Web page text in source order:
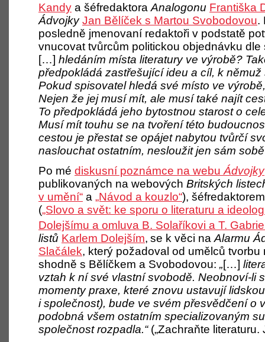
Kandy a šéfredaktora Analogonu Františka
Ádvojky Jan Bělíček s Martou Svobodovou.
posledně jmenovaní redaktoři v podstatě
vnucovat tvůrcům politickou objednávku
[…] hledáním místa literatury ve výrobě?
předpokládá zastřešující ideu a cíl, k
Pokud spisovatel hledá své místo ve
Nejen že jej musí mít, ale musí také najít
To předpokládá jeho bytostnou starost o
Musí mít touhu se na tvoření této
cestou je přestat se opájet nabytou tvůrčí
naslouchat ostatním, nesloužit jen sám
Po mé diskusní poznámce na webu Ádvojky
publikovaných na webových Britských
v umění“ a „Návod a kouzlo“),
(„Slovo a svět: ke sporu o literaturu a
Dolejšímu a omluva B. Solaříkovi a T.
listů Karlem Dolejším, se k věci na Alarmu
Slačálek, který požadoval od umělců
shodně s Bělíčkem a Svobodovou: „[…]
vztah k ní své vlastní svobodě. Neobnoví-li
momenty praxe, které znovu ustavují
i společnost), bude ve svém přesvědčení o
podobná všem ostatním specializovaným
společnost rozpadla.“ („Zachraňte literaturu.